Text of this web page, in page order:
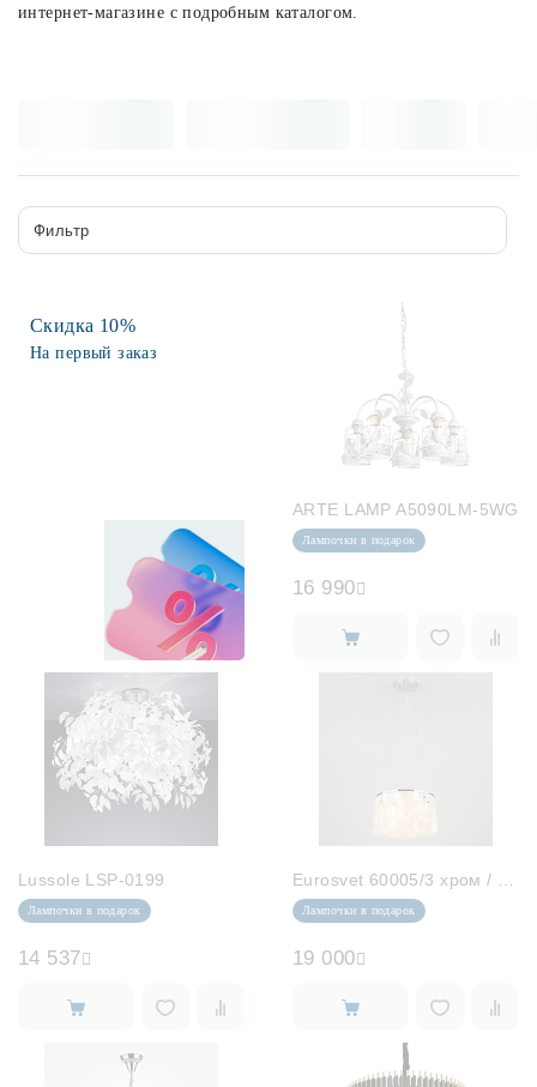
Уличное освещение
Светодиодная лента
Фонари
Частые вопросы
Бренды
База знаний
Контакты
интернет-магазине с подробным каталогом.
Фильтр
Скидка 10%
На первый заказ
ARTE LAMP A5090LM-5WG
Лампочки в подарок
16 990
Lussole LSP-0199
Лампочки в подарок
14 537
Лампочки в подарок
19 000